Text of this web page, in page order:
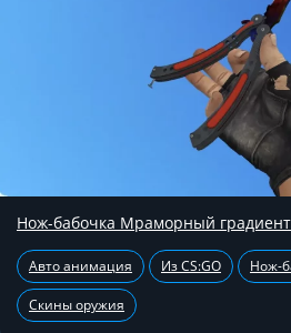
Нож-бабочка Мраморный градиент
Авто анимация Из CS:GO Нож-
Скины оружия